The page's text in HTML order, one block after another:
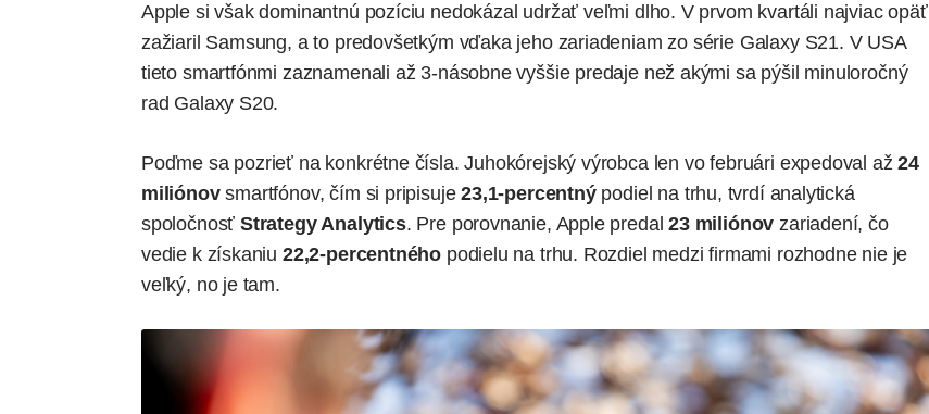
Apple si však dominantnú pozíciu nedokázal udržať veľmi dlho. V prvom kvartáli najviac opäť
zažiaril Samsung, a to predovšetkým vďaka jeho zariadeniam zo série Galaxy S21. V USA
tieto smartfónmi zaznamenali až 3-násobne vyššie predajenež akými sa pýšil minuloročný
rad Galaxy S20.
Poďme sa pozrieť na konkrétne čísla. Juhokórejský výrobca len vo februári expedoval až24
miliónovsmartfónov, čím si pripisuje23,1-percentný podiel na trhu, tvrdí analytická
spoločnosťStrategy Analytics. Pre porovnanie, Apple predal23 miliónov zariadení, čo
vedie k získaniu 22,2-percentného podielu na trhu. Rozdiel medzi firmami rozhodne nie je
veľký, no je tam.